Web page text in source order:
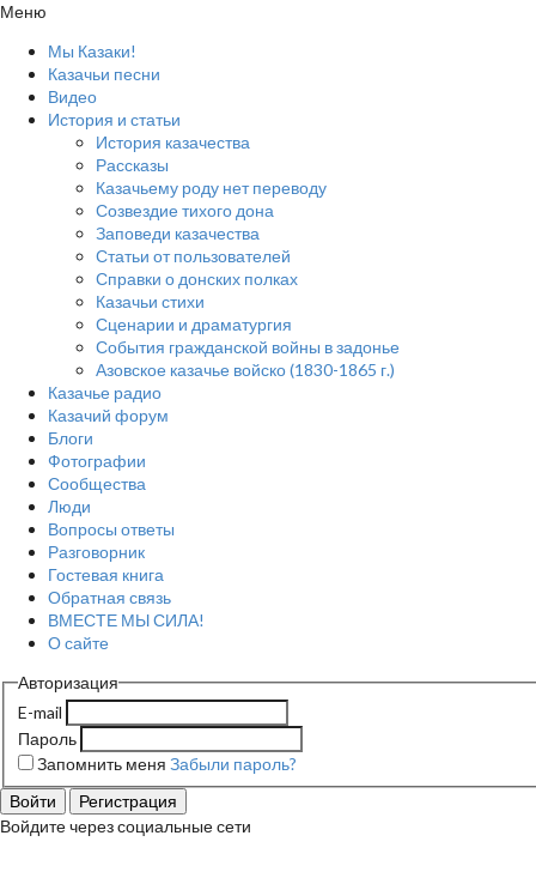
Меню
Мы Казаки!
Казачьи песни
Видео
История и статьи
История казачества
Рассказы
Казачьему роду нет переводу
Созвездие тихого дона
Заповеди казачества
Статьи от пользователей
Справки о донских полках
Казачьи стихи
Сценарии и драматургия
События гражданской войны в задонье
Азовское казачье войско (1830-1865 г.)
Казачье радио
Казачий форум
Блоги
Фотографии
Сообщества
Люди
Вопросы ответы
Разговорник
Гостевая книга
Обратная связь
ВМЕСТЕ МЫ СИЛА!
О сайте
Авторизация
E-mail
Пароль
Запомнить меня Забыли пароль?
Войти Регистрация
Войдите через социальные сети